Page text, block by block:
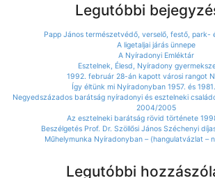
Legutóbbi
Papp János természetvédő, verselő, festő, park-
A ligetaljai járás ünnepe
A Nyíradonyi Emléktár
Esztelnek, Élesd, Nyíradony
1992. február 28-án kapott városi rangot
Így éltünk mi Nyíradonyban 1957. és
Negyedszázados barátság nyíradonyi és esztelneki
2004/2005
Az esztelneki barátság rövid története
Beszélgetés Prof. Dr. Szöllősi János Széchenyi
Műhelymunka Nyíradonyban – (hangulatvázlat –
Legutóbbi